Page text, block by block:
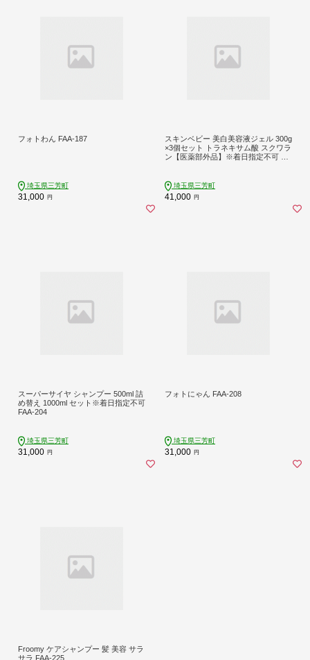
フォトわん FAA-187
埼玉県三芳町
31,000 円
スキンベビー 美白美容液ジェル 300g
×3個セット トラネキサム酸 スクワラ
ン【医薬部外品】※着日指定不可 FA
埼玉県三芳町
41,000 円
スーパーサイヤ シャンプー 500ml 詰
め替え 1000ml セット※着日指定不可
FAA-204
埼玉県三芳町
31,000 円
フォトにゃん FAA-208
埼玉県三芳町
31,000 円
Froomy ケアシャンプー 髪 美容 サラ
サラ FAA-225